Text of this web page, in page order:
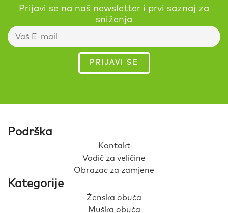
Prijavi se na naš newsletter i prvi saznaj za
sniženja
Podrška
Kontakt
Vodič za veličine
Obrazac za zamjene
Kategorije
Ženska obuća
Muška obuća